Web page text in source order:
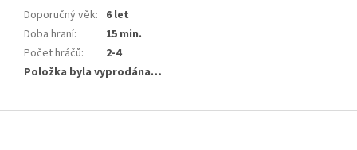
Doporučný věk: 6 let
Doba hraní:
15 min.
Počet hráčů:
2-4
Položka byla vyprodána…